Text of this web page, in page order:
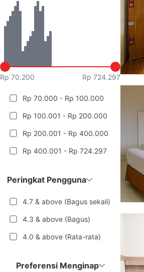
Rp 70.200 Rp 724.297
Rp 70.000 - Rp 100.000
Rp 100.001 - Rp 200.000
Rp 200.001 - Rp 400.000
Rp 400.001 - Rp 724.297
Peringkat Pengguna
4.7 & above (Bagus sekali)
4.3 & above (Bagus)
4.0 & above (Rata-rata)
Preferensi Menginap